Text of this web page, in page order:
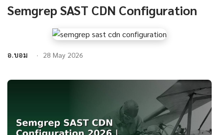
Semgrep SAST CDN Configuration
อ.บอม 28 May 2026